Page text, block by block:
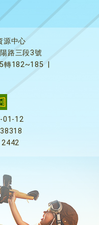
源中心
路三段3號
轉182~185
01-12
2442